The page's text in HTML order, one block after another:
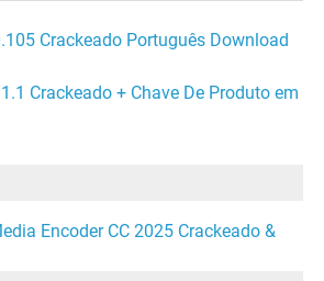
Crackeado Português Download
Crackeado + Chave De Produto em
Encoder CC 2025 Crackeado &